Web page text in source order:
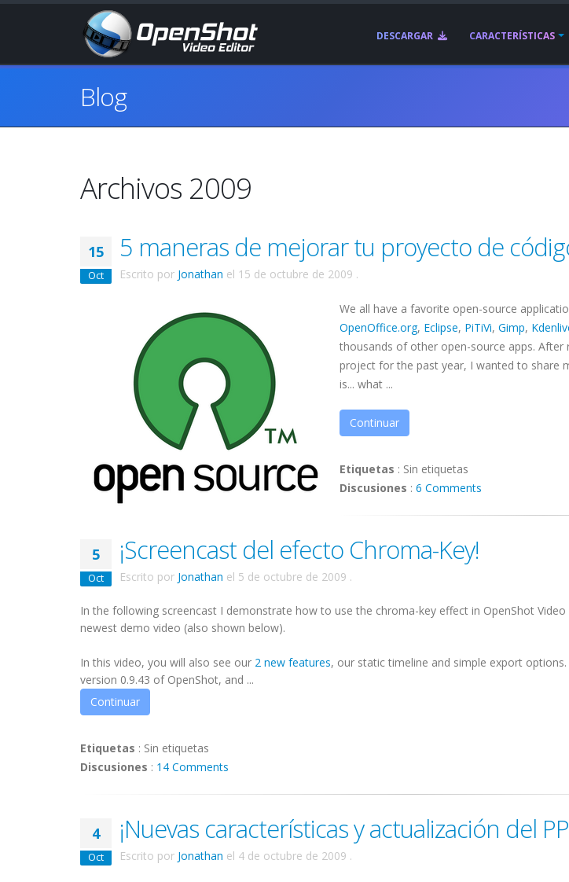
DESCARGAR CARACTERÍSTICAS
Blog
Archivos 2009
15
Oct
5 maneras de mejorar tu proyecto de
Escrito por Jonathan el 15 de octubre de 2009 .
We all have a favorite open-source
OpenOffice.org, Eclipse, PiTiVi, Gimp,
thousands of other open-source apps. After
project for the past year, I wanted to share
is... what ...
Continuar
Etiquetas : Sin etiquetas
Discusiones : 6 Comments
5
Oct
¡Screencast del efecto Chroma-Key!
Escrito por Jonathan el 5 de octubre de 2009 .
In the following screencast I demonstrate how to use the chroma-key effect in OpenShot
newest demo video (also shown below).
In this video, you will also see our 2 new features, our static timeline and simple export
version 0.9.43 of OpenShot, and ...
Continuar
Etiquetas : Sin etiquetas
Discusiones : 14 Comments
4
Oct
¡Nuevas características y actualización del
Escrito por Jonathan el 4 de octubre de 2009 .